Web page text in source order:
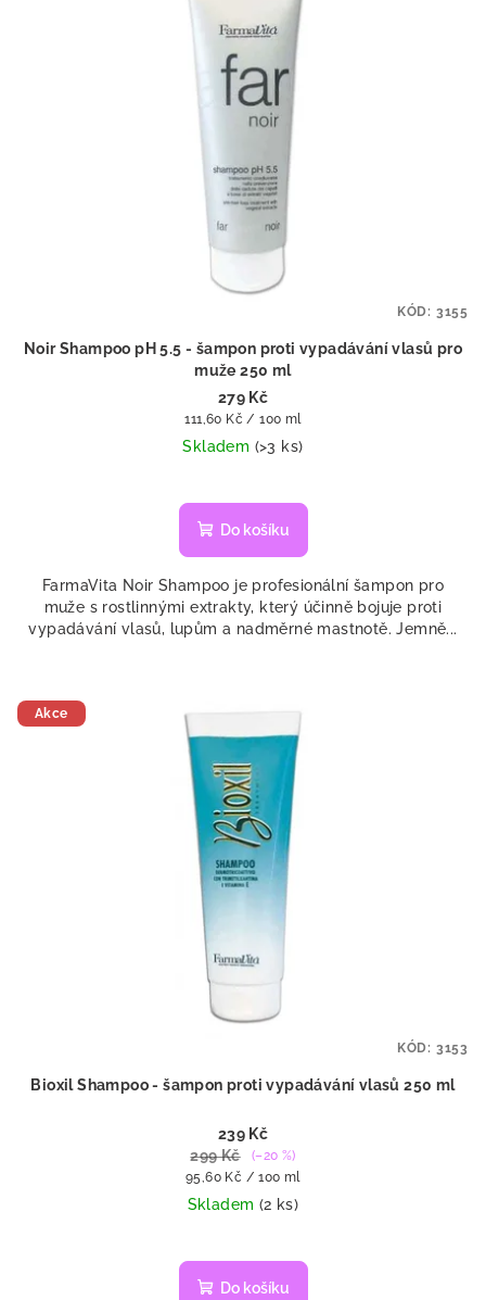
Noir Shampoo pH 5.5 - šampon proti vypadávání vlasů pro
muže 250 ml
279 Kč
Měrná
cena:
111,60 Kč / 100 ml
Skladem (>3 ks)
Do košíku
FarmaVita Noir Shampoo je profesionální šampon pro
muže s rostlinnými extrakty, který účinně bojuje proti
vypadávání vlasů, lupům a nadměrné mastnotě. Jemně...
KÓD: 3155
Akce
Bioxil Shampoo - šampon proti vypadávání vlasů 250 ml
239 Kč
299 Kč
(–20 %)
Měrná
cena:
95,60 Kč / 100 ml
Skladem (2 ks)
Do košíku
KÓD: 3153